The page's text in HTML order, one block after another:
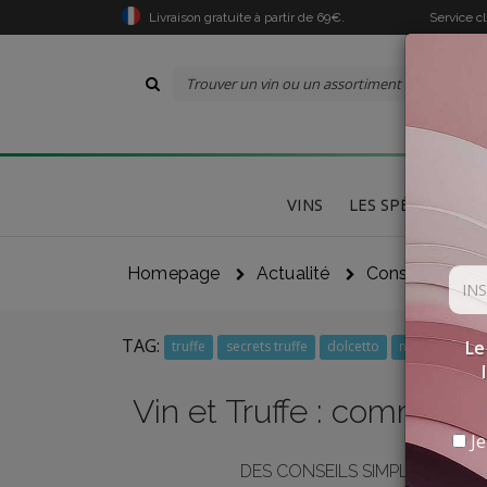
Livraison gratuite à partir de 69€. Service
VINS LES SPÉCIALITÉS
Homepage Actualité Conseils
TAG: truffe secrets truffe dolcetto nebbiolo
Vin et Truffe :
DES CONSEILS SIMPLES